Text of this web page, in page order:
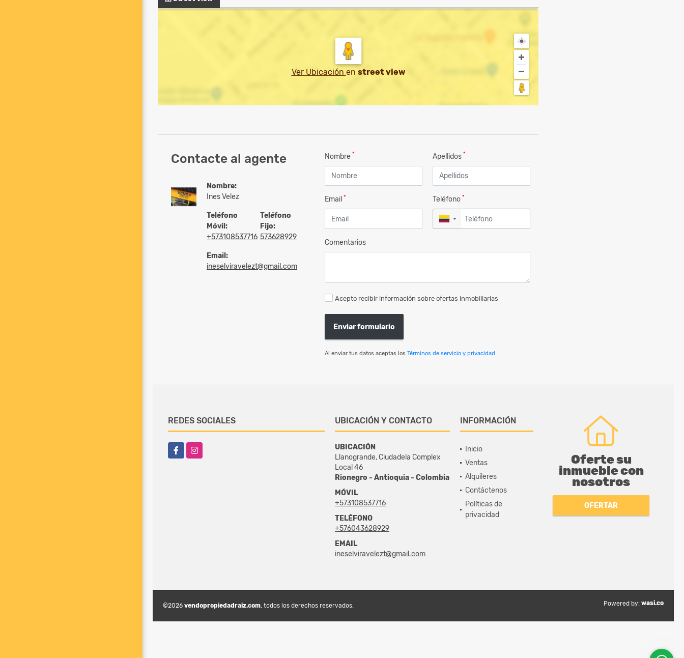
Ver Ubicación en street view
Contacte al agente
Nombre:
Ines Velez
Teléfono
Móvil:
+573108537716
Teléfono
Fijo:
573628929
Email:
ineselviravelezt@gmail.com
Nombre * Apellidos *
Email * Teléfono *
▼
Comentarios
Acepto recibir información sobre ofertas inmobiliarias
Enviar formulario
Al enviar tus datos aceptas los Términos de servicio y privacidad
REDES SOCIALES
FacebookInstagram
UBICACIÓN Y CONTACTO
UBICACIÓN
Llanogrande, Ciudadela Complex
Local 46
Rionegro - Antioquia - Colombia
MÓVIL
+573108537716
TELÉFONO
+576043628929
EMAIL
ineselviravelezt@gmail.com
INFORMACIÓN
Inicio
Ventas
Alquileres
Contáctenos
Políticas de
privacidad
Oferte su
inmueble con
nosotros
OFERTAR
©2026 vendopropiedadraiz.com, todos los derechos reservados. Powered by: wasi.co